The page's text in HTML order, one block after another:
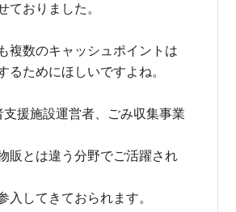
ておりました。
複数のキャッシュポイントは
るためにほしいですよね。
援施設運営者、ごみ収集事業
販とは違う分野でご活躍され
入してきておられます。